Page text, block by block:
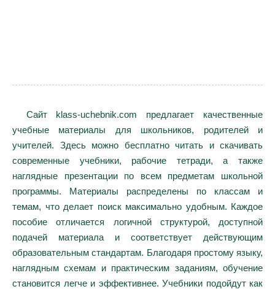
Сайт klass-uchebnik.com предлагает качественные
учебные материалы для школьников, родителей и
учителей. Здесь можно бесплатно читать и скачивать
современные учебники, рабочие тетради, а также
наглядные презентации по всем предметам школьной
программы. Материалы распределены по классам и
темам, что делает поиск максимально удобным. Каждое
пособие отличается логичной структурой, доступной
подачей материала и соответствует действующим
образовательным стандартам. Благодаря простому языку,
наглядным схемам и практическим заданиям, обучение
становится легче и эффективнее. Учебники подойдут как